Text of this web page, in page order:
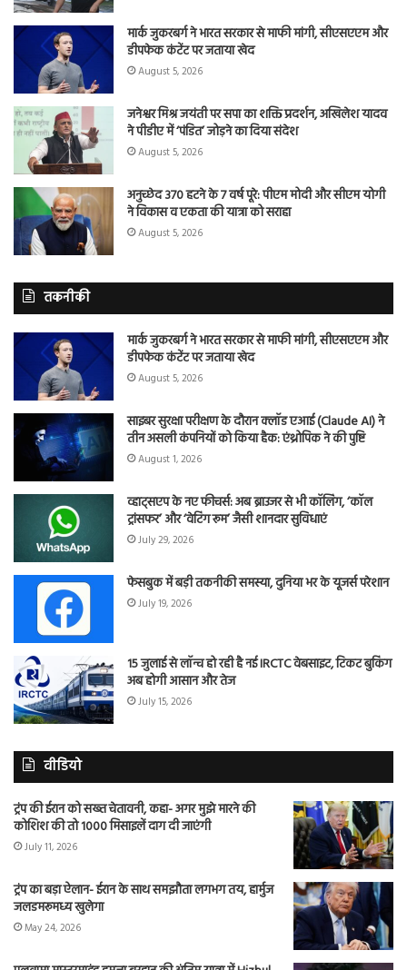
मार्क जुकरबर्ग ने भारत सरकार से माफी मांगी, सीएसएएम और
डीपफेक कंटेंट पर जताया खेद
August 5, 2026
जनेश्वर मिश्र जयंती पर सपा का शक्ति प्रदर्शन, अखिलेश यादव
ने पीडीए में ‘पंडित’ जोड़ने का दिया संदेश
August 5, 2026
अनुच्छेद 370 हटने के 7 वर्ष पूरे: पीएम मोदी और सीएम योगी
ने विकास व एकता की यात्रा को सराहा
August 5, 2026
तकनीकी
मार्क जुकरबर्ग ने भारत सरकार से माफी मांगी, सीएसएएम और
डीपफेक कंटेंट पर जताया खेद
August 5, 2026
साइबर सुरक्षा परीक्षण के दौरान क्लॉड एआई (Claude AI) ने
तीन असली कंपनियों को किया हैक: एंथ्रोपिक ने की पुष्टि
August 1, 2026
व्हाट्सएप के नए फीचर्स: अब ब्राउजर से भी कॉलिंग, ‘कॉल
ट्रांसफर’ और ‘वेटिंग रूम’ जैसी शानदार सुविधाएं
July 29, 2026
फेसबुक में बड़ी तकनीकी समस्या, दुनिया भर के यूजर्स परेशान
July 19, 2026
15 जुलाई से लॉन्च हो रही है नई IRCTC वेबसाइट, टिकट बुकिंग
अब होगी आसान और तेज
July 15, 2026
वीडियो
ट्रंप की ईरान को सख्त चेतावनी, कहा- अगर मुझे मारने की
कोशिश की तो 1000 मिसाइलें दाग दी जाएंगी
July 11, 2026
ट्रंप का बड़ा ऐलान- ईरान के साथ समझौता लगभग तय, हार्मुज
जलडमरूमध्य खुलेगा
May 24, 2026